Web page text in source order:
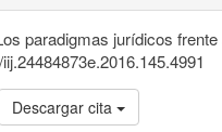
paradigmas jurídicos
Descargar cita